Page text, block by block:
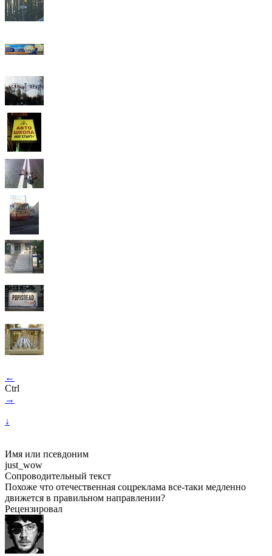
←
Ctrl
→
↓
Имя или псевдоним
just_wow
Сопроводительный текст
Похоже что отечественная соцреклама все-таки медленно
движется в правильном направлении?
Рецензировал